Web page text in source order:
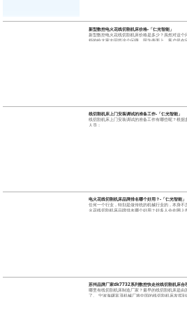
新型数控电火花线切割机床价格-「仁光智能」
新型数控电火花线切割机床价格是多少？虽然对这
烦的给大家去回答这个问题。因为表面上，客户是在
线切割机床上门安装调试的准备工作-「仁光智能」
线切割机床上门安装调试的准备工作有哪些呢？根
人员；
电火花线切割机床品牌排名哪个好用？-「仁光智能」
任何一个行业，特别是做传统的机械行业的，本身
火花线切割机床品牌排名哪个好用？好多人会在网
苏州品牌厂家dk7732系列数控快走丝线切割机床合
哪里有线切割机床制造厂家？最早的线切割机床是
了。 宁波海曙富茂机械厂将中国的线切割机床发挥